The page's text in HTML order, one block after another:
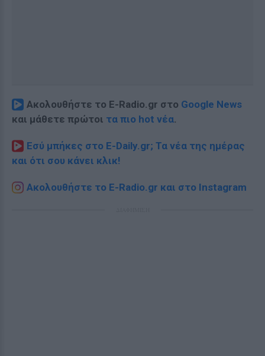
Ακολουθήστε το E-Radio.gr στο Google News
και μάθετε πρώτοι τα πιο hot νέα.
Εσύ μπήκες στο E-Daily.gr; Τα νέα της ημέρας
και ότι σου κάνει κλικ!
Ακολουθήστε το E-Radio.gr και στο Instagram